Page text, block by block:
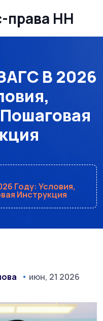
права НН
В 2026
Году: Условия,
Инструкция
июн, 21 2026